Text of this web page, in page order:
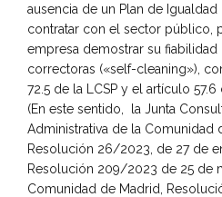
ausencia de un Plan de
contratar con el sector público,
empresa demostrar su fiabilidad
correctoras («self-cleaning»),
72.5 de la LCSP y el artículo
(En este sentido, la Junta
Administrativa de la Comunidad
Resolución 26/2023, de 27 de
Resolución 209/2023 de 25 de
Comunidad de Madrid,